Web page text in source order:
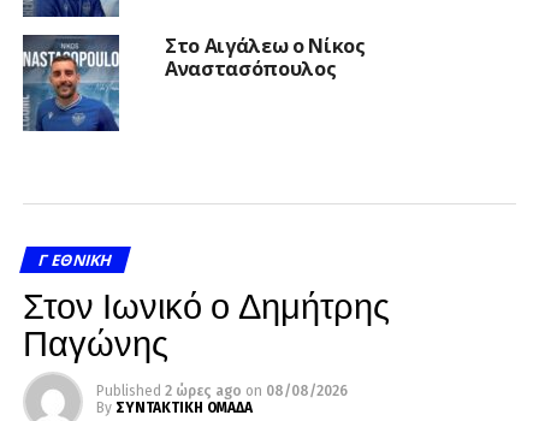
Στο Αιγάλεω ο Νίκος
Αναστασόπουλος
Γ ΕΘΝΙΚΉ
Στον Ιωνικό ο Δημήτρης
Παγώνης
Published 2 ώρες ago on 08/08/2026
By ΣΥΝΤΑΚΤΙΚΗ ΟΜΑΔΑ